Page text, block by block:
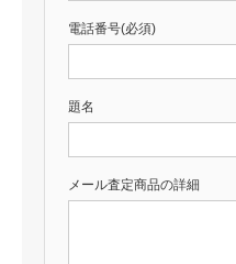
電話番号(必須)
題名
メール査定商品の詳細